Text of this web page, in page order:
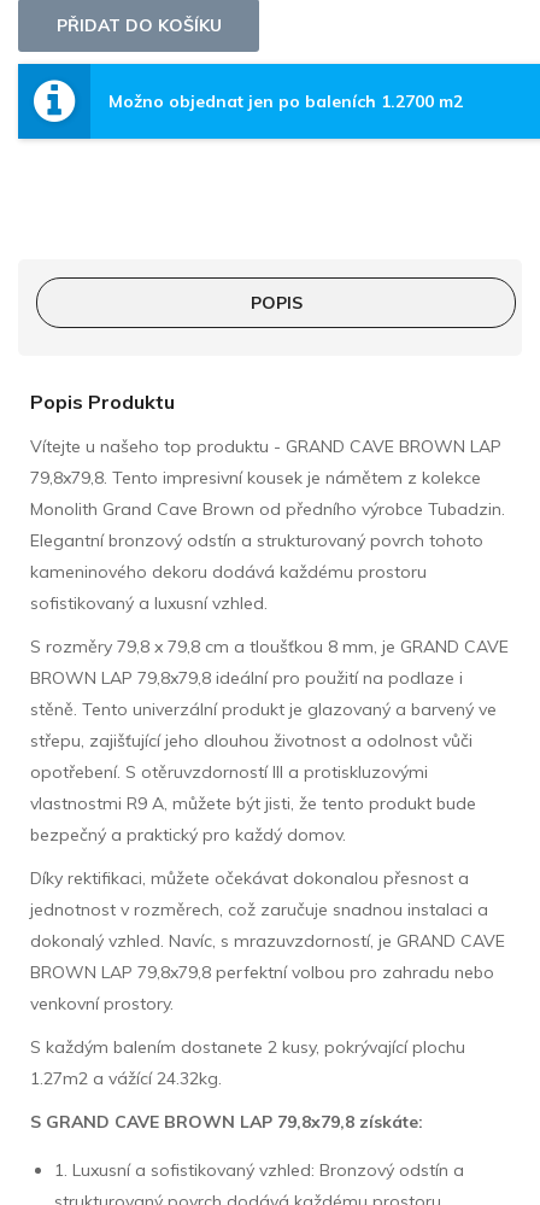
Možno objednat jen po baleních 1.2700 m2
POPIS
Popis Produktu
Vítejte u našeho top produktu - GRAND CAVE BROWN LAP
79,8x79,8. Tento impresivní kousek je námětem z kolekce
Monolith Grand Cave Brown od předního výrobce Tubadzin.
Elegantní bronzový odstín a strukturovaný povrch tohoto
kameninového dekoru dodává každému prostoru
sofistikovaný a luxusní vzhled.
S rozměry 79,8 x 79,8 cm a tloušťkou 8 mm, je GRAND CAVE
BROWN LAP 79,8x79,8 ideální pro použití na podlaze i
stěně. Tento univerzální produkt je glazovaný a barvený ve
střepu, zajišťující jeho dlouhou životnost a odolnost vůči
opotřebení. S otěruvzdorností III a protiskluzovými
vlastnostmi R9 A, můžete být jisti, že tento produkt bude
bezpečný a praktický pro každý domov.
Díky rektifikaci, můžete očekávat dokonalou přesnost a
jednotnost v rozměrech, což zaručuje snadnou instalaci a
dokonalý vzhled. Navíc, s mrazuvzdorností, je GRAND CAVE
BROWN LAP 79,8x79,8 perfektní volbou pro zahradu nebo
venkovní prostory.
S každým balením dostanete 2 kusy, pokrývající plochu
1.27m2 a vážící 24.32kg.
S GRAND CAVE BROWN LAP 79,8x79,8 získáte:
1. Luxusní a sofistikovaný vzhled: Bronzový odstín a